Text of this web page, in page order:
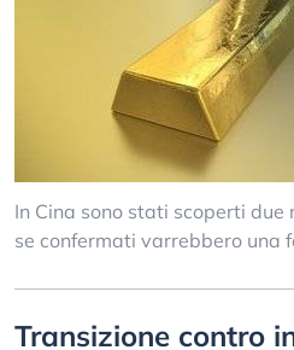
In Cina sono stati scoperti due
se confermati varrebbero una
Transizione contro